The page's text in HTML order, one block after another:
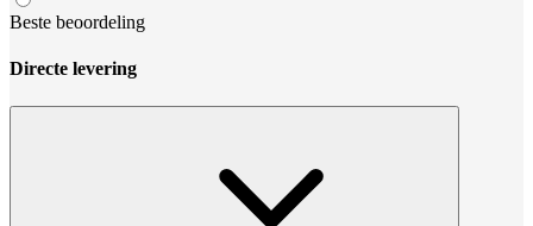
Beste beoordeling
Directe levering